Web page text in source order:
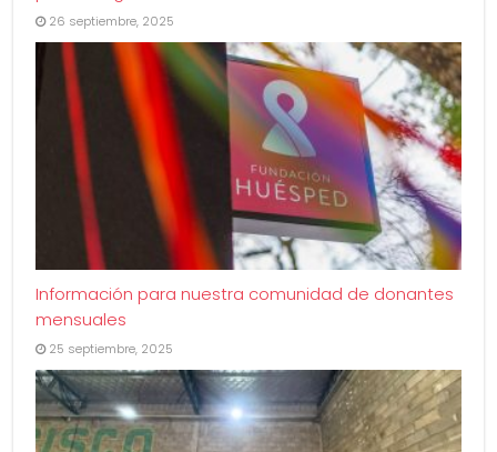
26 septiembre, 2025
Información para nuestra comunidad de donantes
mensuales
25 septiembre, 2025